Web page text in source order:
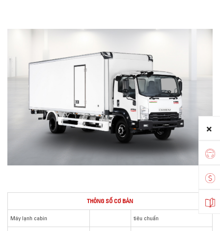
THÔNG SỐ CƠ BẢN
Máy lạnh cabin tiêu chuẩn